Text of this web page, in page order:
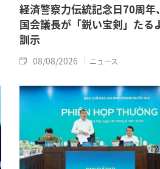
経済警察力伝統記念日70周年
国会議長が「鋭い宝剣」たる
訓示
08/08/2026 ニュース